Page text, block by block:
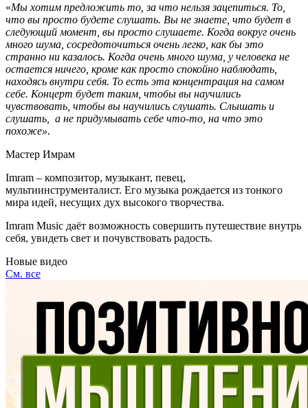
«Мы хотим предложить то, за что нельзя зацепиться. То,
что вы просто будете слушать. Вы не знаете, что будет в
следующий момент, вы просто слушаете. Когда вокруг очень
много шума, сосредоточиться очень легко, как бы это
странно ни казалось. Когда очень много шума, у человека не
остается ничего, кроме как просто спокойно наблюдать,
находясь внутри себя. То есть эта концентрация на самом
себе. Концерт будет таким, чтобы вы научились
чувствовать, чтобы вы научились слушать. Слышать и
слушать, а не придумывать себе что-то, на что это
похоже».
Мастер Имрам
Imram – композитор, музыкант, певец,
мультиинструменталист. Его музыка рождается из тонкого
мира идей, несущих дух высокого творчества.
Imram Music даёт возможность совершить путешествие внутрь
себя, увидеть свет и почувствовать радость.
Новые видео
См. все